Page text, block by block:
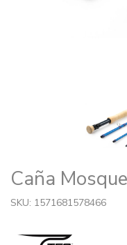
Caña
SKU: 1571681578466